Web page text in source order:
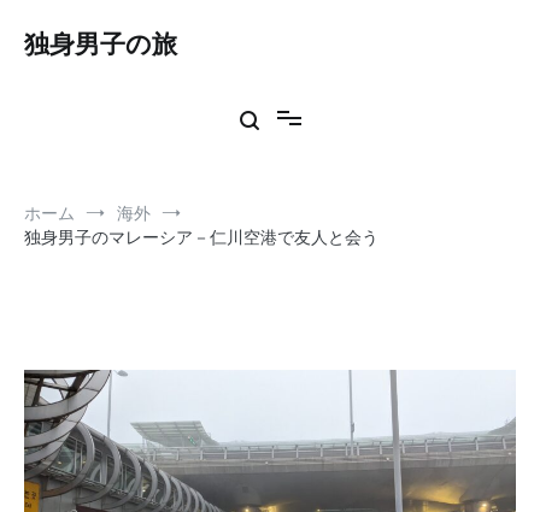
独身男子の旅
ホーム
海外
独身男子のマレーシア－仁川空港で友人と会う